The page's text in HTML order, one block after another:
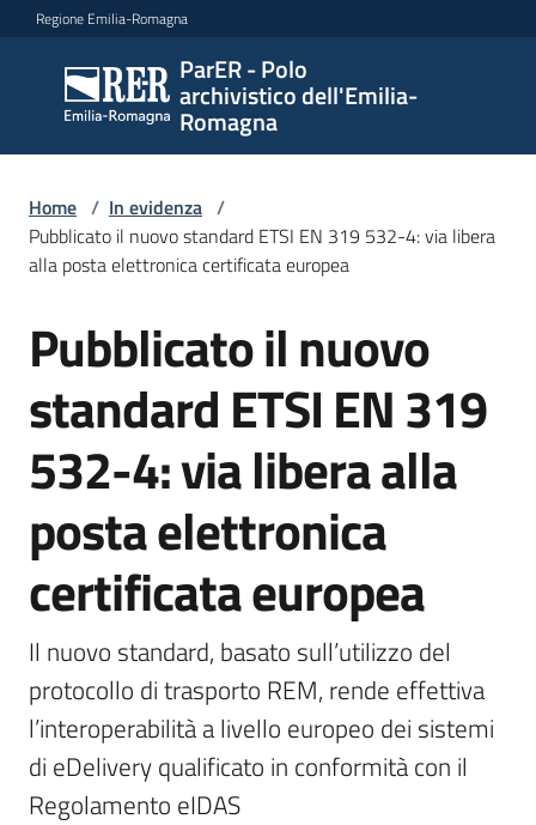
Vai al contenuto
Vai alla navigazione
Vai al footer
Regione Emilia-Romagna
ParER - Polo
archivistico dell'Emilia-
Romagna
ParER -
Polo
archivistico
Romagna
archivistico
Archivio
storico
Conservazione
Contatti
Home / In evidenza /
Pubblicato il nuovo standard ETSI EN 319 532-4: via libera
alla posta elettronica certificata europea
Salta al contenuto
Pubblicato il nuovo
standard ETSI EN 319
532-4: via libera alla
posta elettronica
certificata europea
Il nuovo standard, basato sull’utilizzo del
protocollo di trasporto REM, rende effettiva
l’interoperabilità a livello europeo dei sistemi
di eDelivery qualificato in conformità con il
Regolamento eIDAS